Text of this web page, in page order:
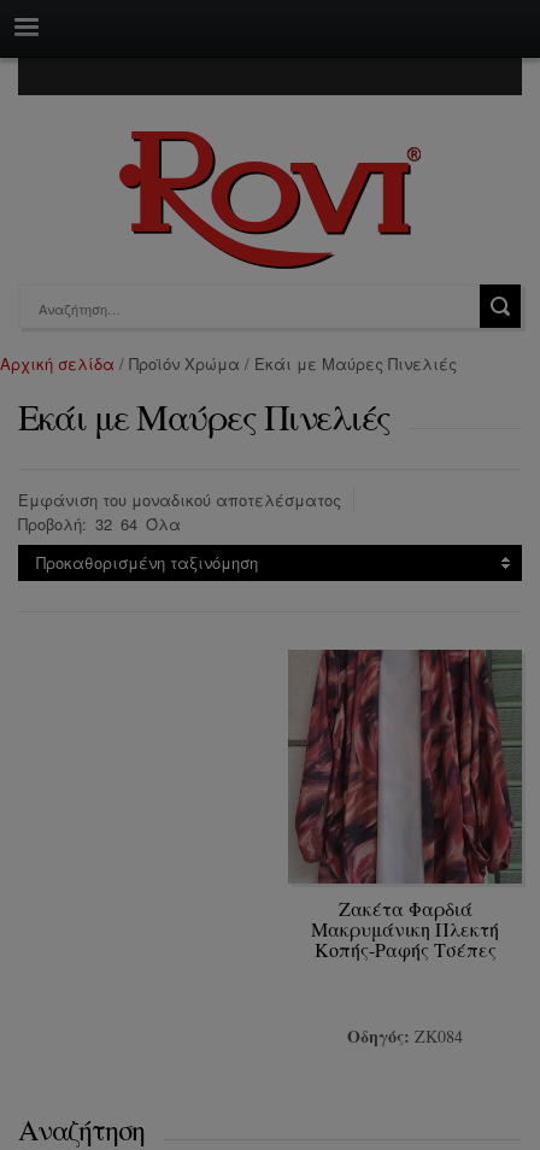
Αρχική σελίδα / Προϊόν Χρώμα / Εκάι με Μαύρες Πινελιές
Εκάι με Μαύρες Πινελιές
Εμφάνιση του μοναδικού αποτελέσματος
Προβολή: 32 64 Όλα
Προκαθορισμένη ταξινόμηση
Ζακέτα Φαρδιά
Μακρυμάνικη Πλεκτή
Κοπής-Ραφής Τσέπες
Οδηγός: ΖΚ084
Αναζήτηση